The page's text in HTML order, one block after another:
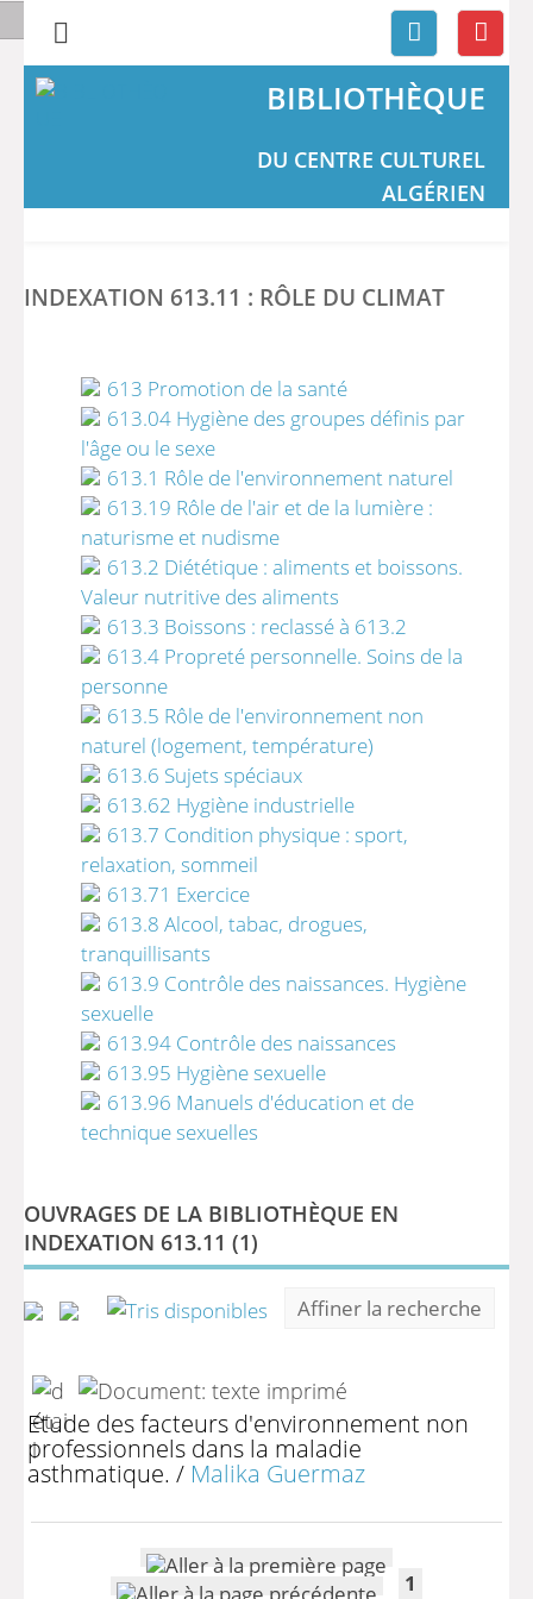
BIBLIOTHÈQUE
DU CENTRE CULTUREL
ALGÉRIEN
INDEXATION 613.11 : RÔLE DU CLIMAT
613 Promotion de la santé
613.04 Hygiène des groupes définis par
l'âge ou le sexe
613.1 Rôle de l'environnement naturel
613.19 Rôle de l'air et de la lumière :
naturisme et nudisme
613.2 Diététique : aliments et boissons.
Valeur nutritive des aliments
613.3 Boissons : reclassé à 613.2
613.4 Propreté personnelle. Soins de la
personne
613.5 Rôle de l'environnement non
naturel (logement, température)
613.6 Sujets spéciaux
613.62 Hygiène industrielle
613.7 Condition physique : sport,
relaxation, sommeil
613.71 Exercice
613.8 Alcool, tabac, drogues,
tranquillisants
613.9 Contrôle des naissances. Hygiène
sexuelle
613.94 Contrôle des naissances
613.95 Hygiène sexuelle
613.96 Manuels d'éducation et de
technique sexuelles
OUVRAGES DE LA BIBLIOTHÈQUE EN
INDEXATION 613.11 (1)
Affiner la recherche
Etude des facteurs d'environnement non
professionnels dans la maladie
asthmatique. / Malika Guermaz
1